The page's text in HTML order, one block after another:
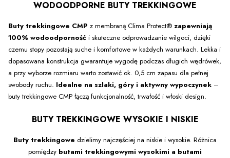
WODOODPORNE BUTY TREKKINGOWE
Buty trekkingowe CMP z membraną Clima Protect® zapewniają
100% wodoodporność i skuteczne odprowadzanie wilgoci, dzięki
czemu stopy pozostają suche i komfortowe w każdych warunkach. Lekka i
dopasowana konstrukcja gwarantuje wygodę podczas długich wędrówek,
a przy wyborze rozmiaru warto zostawić ok. 0,5 cm zapasu dla pełnej
swobody ruchu. Idealne na szlaki, góry i aktywny wypoczynek –
buty trekkingowe CMP łączą funkcjonalność, trwałość i włoski design.
BUTY TREKKINGOWE WYSOKIE I NISKIE
Buty trekkingowe dzielimy najczęściej na niskie i wysokie. Różnica
pomiędzy butami trekkingowymi wysokimi a butami